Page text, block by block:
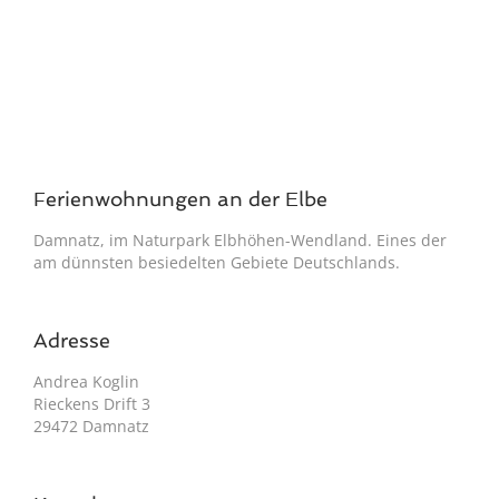
Ferienwohnungen an der Elbe
Damnatz, im Naturpark Elbhöhen-Wendland. Eines der
am dünnsten besiedelten Gebiete Deutschlands.
Adresse
Andrea Koglin
Rieckens Drift 3
29472 Damnatz